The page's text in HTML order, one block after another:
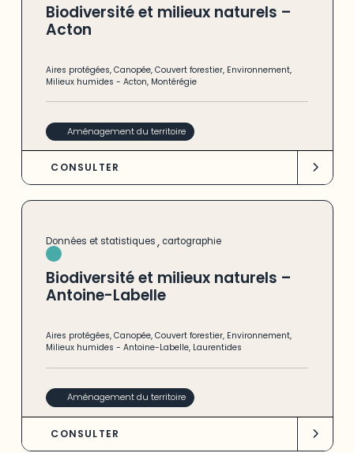
Biodiversité et milieux naturels –
Acton
Aires protégées,Canopée,Couvert forestier, Environnement,
Milieux humides -Acton, Montérégie
Aménagement du territoire
CONSULTER
Données et statistiques, cartographie
Biodiversité et milieux naturels –
Antoine-Labelle
Aires protégées,Canopée,Couvert forestier, Environnement,
Milieux humides -Antoine-Labelle, Laurentides
Aménagement du territoire
CONSULTER